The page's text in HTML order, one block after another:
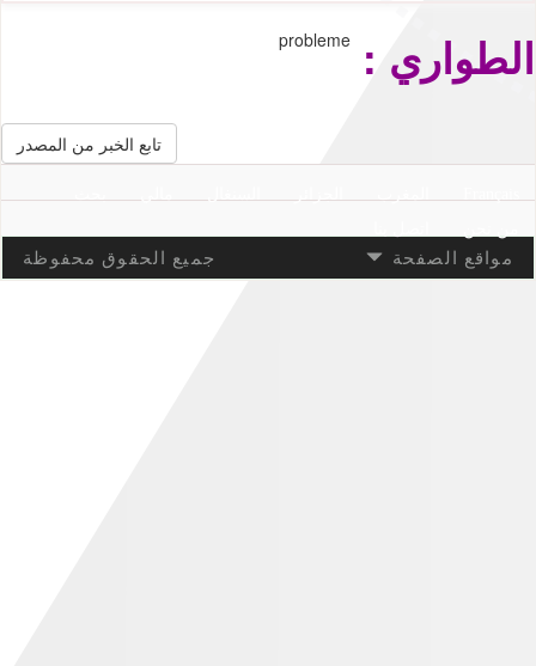
probleme الطواري :
تابع الخبر من المصدر
مواقع الصفحة جميع الحقوق محفوظة